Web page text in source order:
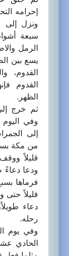
إحرامه
ونزل
سبعة
الرمل
يسع بين
القدوم،
القدوم
الظهر.
ثم خرج
وفي
إلى
من مكة
قليلاً
ودعا دعاءً
فرماها
قليلاً حتى
دعاء
رحله.
وفي يوم
الحادي